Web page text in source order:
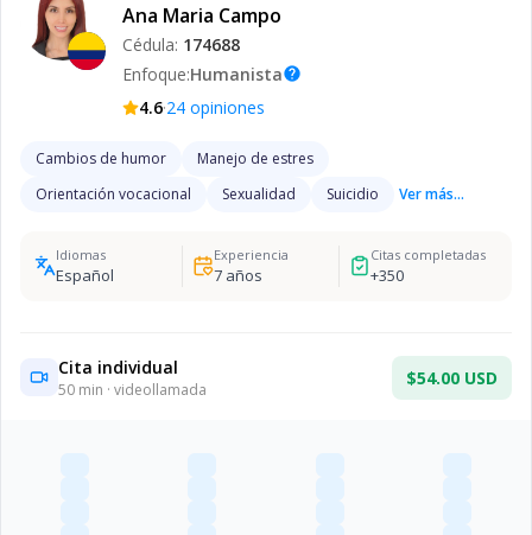
Ana Maria Campo
Cédula: 174688
Enfoque:Humanistahelp
4.6·24 opiniones
Cambios de humor
Manejo de estres
Orientación vocacional
Sexualidad Suicidio Ver más...
Idiomas
Español
Experiencia
7años
Citas completadas
+350
Cita individual
50 min · videollamada
$54.00 USD